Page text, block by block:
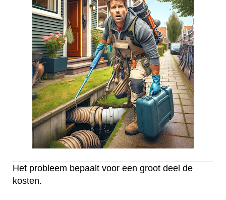
Het probleem bepaalt voor een groot deel de
kosten.